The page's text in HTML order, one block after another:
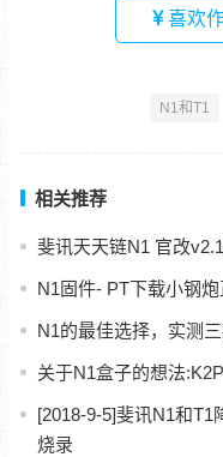
喜欢
N1和T1
相关推荐
斐讯天天链N1 官改
N1固件- PT下载小钢
N1的最佳选择，实测
关于N1盒子的想法
[2018-9-5]斐讯N1和T1
烧录